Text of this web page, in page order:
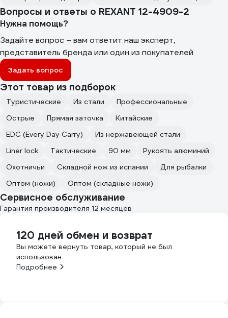
Вопросы и ответы о REXANT 12-4909-2
Нужна помощь?
Задайте вопрос – вам ответит наш эксперт,
представитель бренда или один из покупателей
Задать вопрос
Этот товар из подборок
Туристические Из стали
Профессиональные
Острые
Прямая заточка
Китайские
EDC (Every Day Carry)
Из нержавеющей стали
Liner lock
Тактические 90 мм
Рукоять алюминий
Охотничьи
Складной нож из испании
Для рыбалки
Оптом (ножи)
Оптом (складные ножи)
Сервисное обслуживание
Гарантия производителя 12 месяцев
120 дней обмен и возврат
Вы можете вернуть товар, который не был
использован
Подробнее